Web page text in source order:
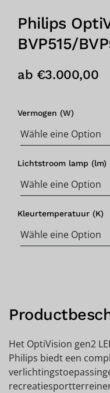
Philips
BVP515/
ab €3.000,00
Vermogen (W)
Lichtstroom lamp (lm)
Kleurtemperatuur (K)
Het OptiVision gen2
Philips biedt een